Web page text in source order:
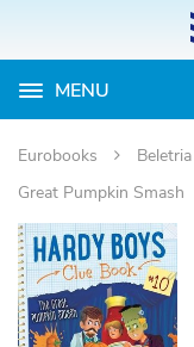
MENU
Eurobooks Beletria
Great Pumpkin Smash